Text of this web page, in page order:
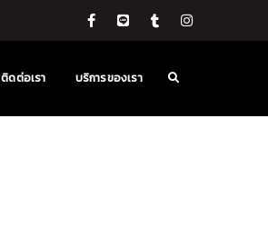
ติดต่อเรา บริการของเรา